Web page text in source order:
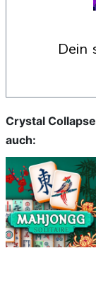
dein spiel beginnt nach dieser
Crystal
auch: